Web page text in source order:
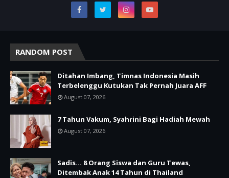
RANDOM POST
Ditahan Imbang, Timnas Indonesia Masih
Terbelenggu Kutukan Tak Pernah Juara AFF
August 07, 2026
7 Tahun Vakum, Syahrini Bagi Hadiah Mewah
August 07, 2026
Sadis… 8 Orang Siswa dan Guru Tewas,
Ditembak Anak 14 Tahun di Thailand